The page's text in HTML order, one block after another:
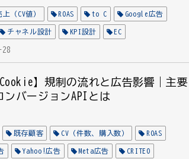
上（CV値） ROAS to C Google広告
チャネル設計 KPI設計 EC
Cookie】規制の流れと広告影響｜主要
ンバージョンAPIとは
既存顧客 CV（件数、購入数） ROAS
Yahoo!広告 Meta広告 CRITEO